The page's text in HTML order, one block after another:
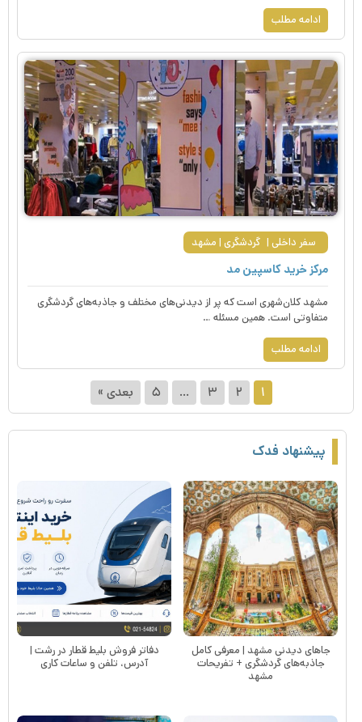
ادامه مطلب
سفر داخلی گردشگری مشهد
مرکز خرید کاسپین مد
مشهد کلان‌شهری است که پر از دیدنی‌های مختلف و جاذبه‌های گردشگری
متفاوتی است. همین مسئله …
ادامه مطلب
۱ ۲ ۳ … ۵ بعدی »
پیشنهاد فدک
جاهای دیدنی مشهد | معرفی کامل
جاذبه‌های گردشگری + تفریحات
مشهد
دفاتر فروش بلیط قطار در رشت |
آدرس، تلفن و ساعات کاری